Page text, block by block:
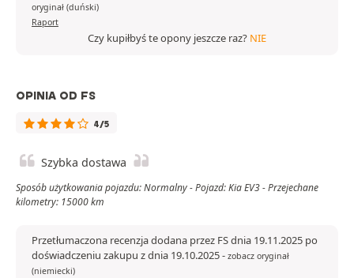
oryginał (duński)
Raport
Czy kupiłbyś te opony jeszcze raz? NIE
OPINIA OD FS
4/5
Szybka dostawa
Sposób użytkowania pojazdu: Normalny - Pojazd: Kia EV3 - Przejechane
kilometry: 15000 km
Przetłumaczona recenzja dodana przez FS dnia 19.11.2025 po
doświadczeniu zakupu z dnia 19.10.2025- zobacz oryginał
(niemiecki)